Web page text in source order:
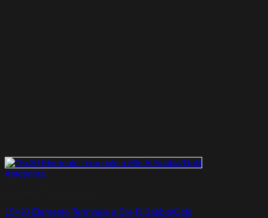
Anteprima
15×30 Elemento Terminale a Elle R.Sabbia/Gold